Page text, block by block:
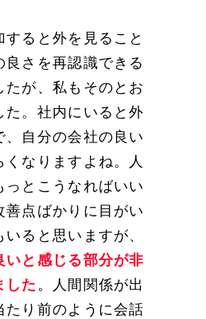
ると外を見ること
良さを再認識できる
たが、私もそのとお
た。社内にいると外
、自分の会社の良い
なりますよね。人
っとこうなればいい
善点ばかりに目がい
ると思いますが、
いと感じる部分が非
した 。人間関係が出
たり前のように会話